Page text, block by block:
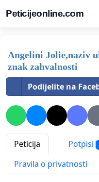
Peticijeonline.com
Angelini Jolie,naziv
znak zahvalnosti
Podijelite na
Peticija Potpisi
Pravila o privatnosti